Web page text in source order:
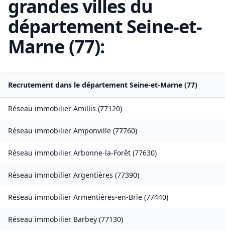
grandes villes du
départementSeine-et-
Marne (77):
Recrutement dans le département Seine-et-Marne (77)
Réseau immobilier Amillis (77120)
Réseau immobilier Amponville (77760)
Réseau immobilier Arbonne-la-Forêt (77630)
Réseau immobilier Argentières (77390)
Réseau immobilier Armentières-en-Brie (77440)
Réseau immobilier Barbey (77130)